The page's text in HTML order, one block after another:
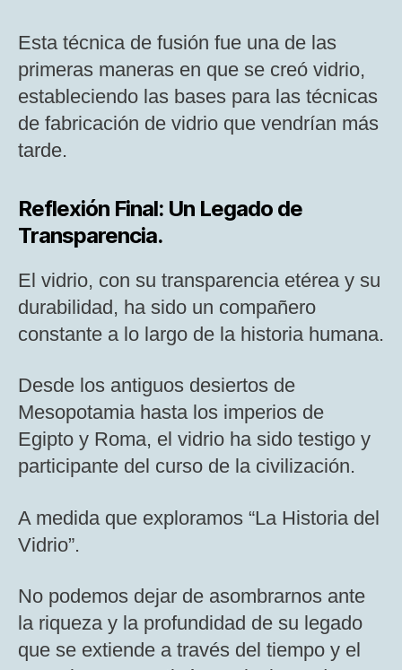
Esta técnica de fusión fue una de las
primeras maneras en que se creó vidrio,
estableciendo las bases para las técnicas
de fabricación de vidrio que vendrían más
tarde​​.
Reflexión Final: Un Legado de
Transparencia.
El vidrio, con su transparencia etérea y su
durabilidad, ha sido un compañero
constante a lo largo de la historia humana.
Desde los antiguos desiertos de
Mesopotamia hasta los imperios de
Egipto y Roma, el vidrio ha sido testigo y
participante del curso de la civilización.
A medida que exploramos “La Historia del
Vidrio”.
No podemos dejar de asombrarnos ante
la riqueza y la profundidad de su legado
que se extiende a través del tiempo y el